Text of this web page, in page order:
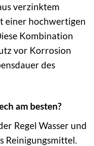
verzinktem
einer hochwertigen
Kombination
vor Korrosion
des
am besten?
Regel Wasser und
Reinigungsmittel.